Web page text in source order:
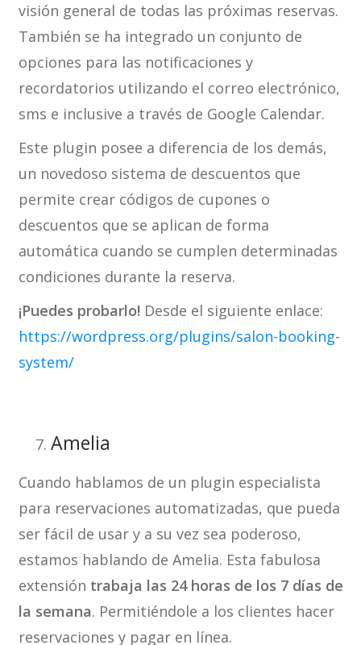
visión general de todas las próximas reservas.
También se ha integrado un conjunto de
opciones para las notificaciones y
recordatorios utilizando el correo electrónico,
sms e inclusive a través de Google Calendar.
Este plugin posee a diferencia de los demás,
un novedoso sistema de descuentos que
permite crear códigos de cupones o
descuentos que se aplican de forma
automática cuando se cumplen determinadas
condiciones durante la reserva.
¡Puedes probarlo! Desde el siguiente enlace:
https://wordpress.org/plugins/salon-booking-
system/
Amelia
Cuando hablamos de un plugin especialista
para reservaciones automatizadas, que pueda
ser fácil de usar y a su vez sea poderoso,
estamos hablando de Amelia. Esta fabulosa
extensión trabaja las 24 horas de los 7 días de
la semana. Permitiéndole a los clientes hacer
reservaciones y pagar en línea.